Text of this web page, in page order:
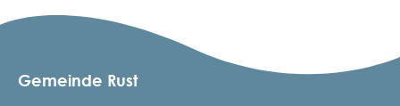
Gemeinde Rust